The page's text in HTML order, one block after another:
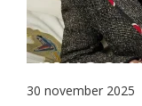
30 november 2025